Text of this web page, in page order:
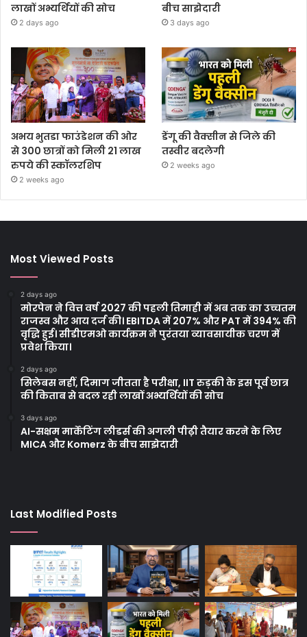
लाखों अभ्यर्थियों की सोच
2 days ago
बीच साझेदारी
3 days ago
अभय भुतडा फाउंडेशन की ओर
से 300 छात्रों को मिली 21 लाख
रुपये की स्कॉलरशिप
2 weeks ago
डेंगू की वैक्सीन से जिले की
तस्वीर बदलेगी
2 weeks ago
Most Viewed Posts
2 days ago
मोरपेन ने वित्त वर्ष 2027 की पहली तिमाही में अब तक का उच्चतम
राजस्व और आय दर्ज की। EBITDA में 207% और PAT में 394% की
वृद्धि हुई। सीडीएमओ कार्यक्रम ने पुरंतया व्यावसायीक चरण में
प्रवेश किया।
2 days ago
सिलेबस नहीं, दिमाग जीतता है परीक्षा, IIT रुड़की के इस पूर्व छात्र
की किताब से बदल रही लाखों अभ्यर्थियों की सोच
3 days ago
AI-सक्षम मार्केटिंग लीडर्स की अगली पीढ़ी तैयार करने के लिए
MICA और Komerz के बीच साझेदारी
Last Modified Posts